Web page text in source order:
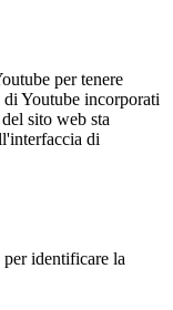
per tenere
Youtube incorporati
sito web sta
di
identificare la